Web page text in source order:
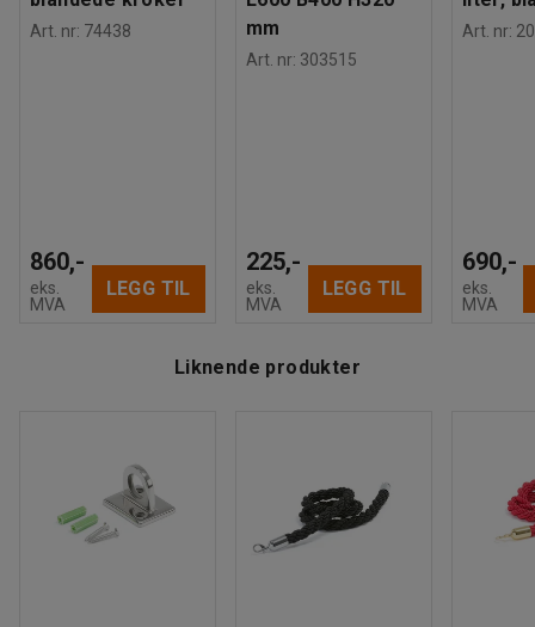
Art. nr: 74438
860,-
eks.
MVA
LEGG TIL
mm
Art. nr: 303515
225,-
eks.
MVA
LEGG TIL
Art. nr:
690,-
eks.
MVA
Liknende produkter